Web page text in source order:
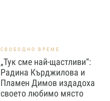
СВОБОДНО ВРЕМЕ
„Тук сме най-щастливи“:
Радина Кърджилова и
Пламен Димов издадоха
своето любимо място